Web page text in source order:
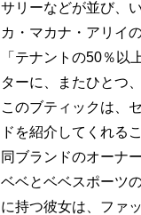
サリーなどが並び、
カ・マカナ・アリイ
「テナントの50％
ターに、またひとつ
このブティックは、
ドを紹介してくれる
同ブランドのオーナ
ベベとベベスポーツ
に持つ彼女は、ファ